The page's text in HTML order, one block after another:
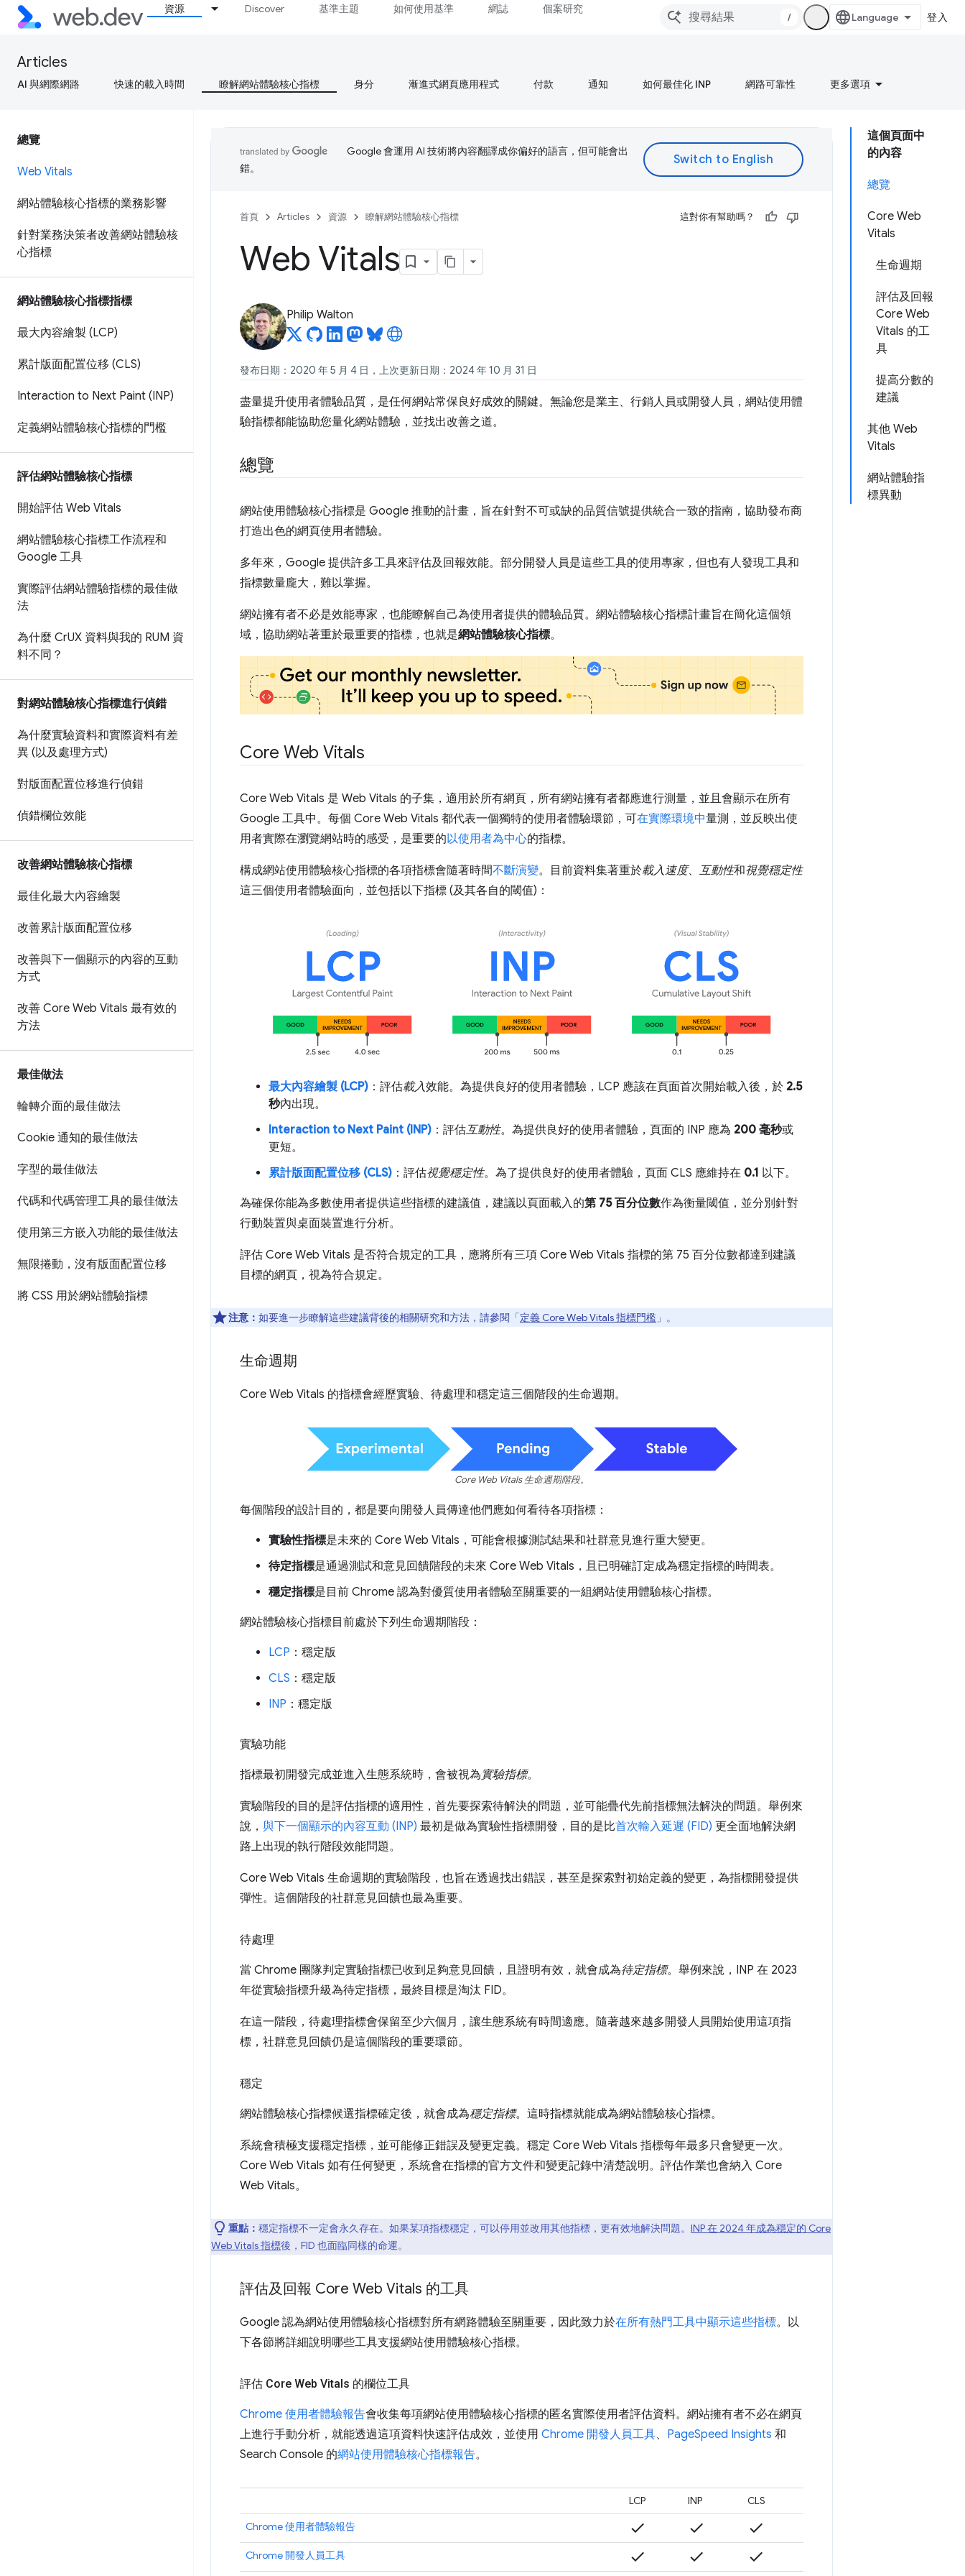
資源 Discover 基準主題 如何使用基準 網誌 個案研究
/ 登入
Articles
AI 與網際網路 快速的載入時間 瞭解網站體驗核心指標 身分 漸進式網頁應用程式 付款 通知 如何最佳化 INP 網路可靠性 更多選項
總覽
Web Vitals
網站體驗核心指標的業務影響
針對業務決策者改善網站體驗核
心指標
網站體驗核心指標指標
最大內容繪製 (LCP)
累計版面配置位移 (CLS)
Interaction to Next Paint (INP)
定義網站體驗核心指標的門檻
評估網站體驗核心指標
開始評估 Web Vitals
網站體驗核心指標工作流程和
Google 工具
實際評估網站體驗指標的最佳做
法
為什麼 CrUX 資料與我的 RUM 資
料不同？
對網站體驗核心指標進行偵錯
為什麼實驗資料和實際資料有差
異 (以及處理方式)
對版面配置位移進行偵錯
偵錯欄位效能
改善網站體驗核心指標
最佳化最大內容繪製
改善累計版面配置位移
改善與下一個顯示的內容的互動
方式
改善 Core Web Vitals 最有效的
方法
最佳做法
輪轉介面的最佳做法
Cookie 通知的最佳做法
字型的最佳做法
代碼和代碼管理工具的最佳做法
使用第三方嵌入功能的最佳做法
無限捲動，沒有版面配置位移
將 CSS 用於網站體驗指標
這個頁面中
的內容
總覽
Core Web
Vitals
生命週期
評估及回報
Core Web
Vitals 的工
具
提高分數的
建議
其他 Web
Vitals
網站體驗指
標異動
Google 會運用 AI 技術將內容翻譯成你偏好的語言，但可能會出
錯。
首頁 Articles 資源 瞭解網站體驗核心指標 這對你有幫助嗎？
Web Vitals
Philip Walton
發布日期：2020 年 5 月 4 日，上次更新日期：2024 年 10 月 31 日
盡量提升使用者體驗品質，是任何網站常保良好成效的關鍵。無論您是業主、行銷人員或開發人員，網站使用體
驗指標都能協助您量化網站體驗，並找出改善之道。
總覽
網站使用體驗核心指標是 Google 推動的計畫，旨在針對不可或缺的品質信號提供統合一致的指南，協助發布商
打造出色的網頁使用者體驗。
多年來，Google 提供許多工具來評估及回報效能。部分開發人員是這些工具的使用專家，但也有人發現工具和
指標數量龐大，難以掌握。
網站擁有者不必是效能專家，也能瞭解自己為使用者提供的體驗品質。網站體驗核心指標計畫旨在簡化這個領
域，協助網站著重於最重要的指標，也就是網站體驗核心指標。
Core Web Vitals
Core Web Vitals 是 Web Vitals 的子集，適用於所有網頁，所有網站擁有者都應進行測量，並且會顯示在所有
Google 工具中。每個 Core Web Vitals 都代表一個獨特的使用者體驗環節，可在實際環境中量測，並反映出使
用者實際在瀏覽網站時的感受，是重要的以使用者為中心的指標。
構成網站使用體驗核心指標的各項指標會隨著時間不斷演變。目前資料集著重於載入速度、 互動性和視覺穩定性
這三個使用者體驗面向，並包括以下指標 (及其各自的閾值)：
最大內容繪製 (LCP) ：評估載入效能。為提供良好的使用者體驗，LCP 應該在頁面首次開始載入後，於 2.5
秒內出現。
Interaction to Next Paint (INP) ：評估互動性。為提供良好的使用者體驗，頁面的 INP 應為 200 毫秒或
更短。
累計版面配置位移 (CLS) ：評估視覺穩定性。為了提供良好的使用者體驗，頁面 CLS 應維持在 0.1 以下。
為確保你能為多數使用者提供這些指標的建議值，建議以頁面載入的第 75 百分位數作為衡量閾值，並分別針對
行動裝置與桌面裝置進行分析。
評估 Core Web Vitals 是否符合規定的工具，應將所有三項 Core Web Vitals 指標的第 75 百分位數都達到建議
目標的網頁，視為符合規定。
注意： 如要進一步瞭解這些建議背後的相關研究和方法，請參閱「定義 Core Web Vitals 指標門檻 」。
生命週期
Core Web Vitals 的指標會經歷實驗、待處理和穩定這三個階段的生命週期。
Core Web Vitals 生命週期階段。
每個階段的設計目的，都是要向開發人員傳達他們應如何看待各項指標：
實驗性指標是未來的 Core Web Vitals，可能會根據測試結果和社群意見進行重大變更。
待定指標是通過測試和意見回饋階段的未來 Core Web Vitals，且已明確訂定成為穩定指標的時間表。
穩定指標是目前 Chrome 認為對優質使用者體驗至關重要的一組網站使用體驗核心指標。
網站體驗核心指標目前處於下列生命週期階段：
LCP ：穩定版
CLS ：穩定版
INP ：穩定版
實驗功能
指標最初開發完成並進入生態系統時，會被視為實驗指標。
實驗階段的目的是評估指標的適用性，首先要探索待解決的問題，並可能疊代先前指標無法解決的問題。舉例來
說， 與下一個顯示的內容互動 (INP) 最初是做為實驗性指標開發，目的是比首次輸入延遲 (FID) 更全面地解決網
路上出現的執行階段效能問題。
Core Web Vitals 生命週期的實驗階段，也旨在透過找出錯誤，甚至是探索對初始定義的變更，為指標開發提供
彈性。這個階段的社群意見回饋也最為重要。
待處理
當 Chrome 團隊判定實驗指標已收到足夠意見回饋，且證明有效，就會成為待定指標。舉例來說，INP 在 2023
年從實驗指標升級為待定指標，最終目標是淘汰 FID。
在這一階段，待處理指標會保留至少六個月，讓生態系統有時間適應。隨著越來越多開發人員開始使用這項指
標，社群意見回饋仍是這個階段的重要環節。
穩定
網站體驗核心指標候選指標確定後，就會成為穩定指標。這時指標就能成為網站體驗核心指標。
系統會積極支援穩定指標，並可能修正錯誤及變更定義。穩定 Core Web Vitals 指標每年最多只會變更一次。
Core Web Vitals 如有任何變更，系統會在指標的官方文件和變更記錄中清楚說明。評估作業也會納入 Core
Web Vitals。
重點： 穩定指標不一定會永久存在。如果某項指標穩定，可以停用並改用其他指標，更有效地解決問題。 INP 在 2024 年成為穩定的 Core
Web Vitals 指標後，FID 也面臨同樣的命運。
評估及回報 Core Web Vitals 的工具
Google 認為網站使用體驗核心指標對所有網路體驗至關重要，因此致力於在所有熱門工具中顯示這些指標。以
下各節將詳細說明哪些工具支援網站使用體驗核心指標。
評估 Core Web Vitals 的欄位工具
Chrome 使用者體驗報告會收集每項網站使用體驗核心指標的匿名實際使用者評估資料。網站擁有者不必在網頁
上進行手動分析，就能透過這項資料快速評估成效，並使用 Chrome 開發人員工具、 PageSpeed Insights 和
Search Console 的網站使用體驗核心指標報告。
LCP INP
CLS
Chrome 使用者體驗報告
check check check
Chrome 開發人員工具 check check check